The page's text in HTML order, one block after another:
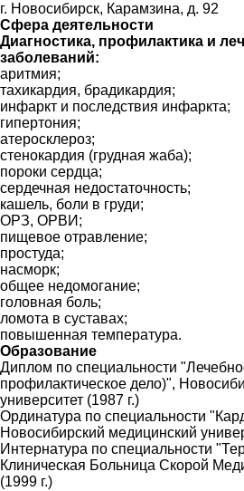
г. Новосибирск, Карамзина, д. 92
Сфера деятельности
Диагностика, профилактика и
заболеваний:
аритмия;
тахикардия, брадикардия;
инфаркт и последствия инфаркта;
гипертония;
атеросклероз;
стенокардия (грудная жаба);
пороки сердца;
сердечная недостаточность;
кашель, боли в груди;
ОРЗ, ОРВИ;
пищевое отравление;
простуда;
насморк;
общее недомогание;
головная боль;
ломота в суставах;
повышенная температура.
Образование
Диплом по специальности
профилактическое дело)",
университет (1987 г.)
Ординатура по специальности
Новосибирский медицинский
Интернатура по специальности
Клиническая Больница Скорой
(1999 г.)